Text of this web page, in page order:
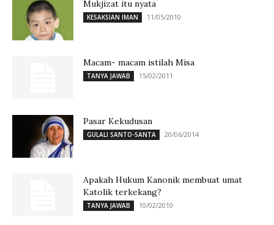
Mukjizat itu nyata
KESAKSIAN IMAN 11/05/2010
Macam- macam istilah Misa
TANYA JAWAB 15/02/2011
Pasar Kekudusan
GULALI SANTO-SANTA 20/06/2014
Apakah Hukum Kanonik membuat umat
Katolik terkekang?
TANYA JAWAB 10/02/2010